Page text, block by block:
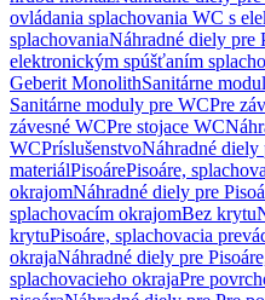
ovládania splachovania WC s
splachovaniaNáhradné diely pre
elektronickým spúšťaním
Geberit MonolithSanitárne
Sanitárne moduly pre WCPre
závesné WCPre stojace WC
WCPríslušenstvoNáhradné diely
materiálPisoárePisoáre,
okrajomNáhradné diely pre
splachovacím okrajomBez krytu
krytuPisoáre, splachovacia
okrajaNáhradné diely pre
splachovacieho okrajaPre